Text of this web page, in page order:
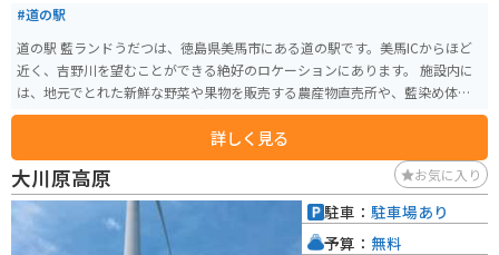
#道の駅
道の駅 藍ランドうだつは、徳島県美馬市にある道の駅です。美馬ICからほど
近く、吉野川を望むことができる絶好のロケーションにあります。 施設内に
は、地元でとれた新鮮な野菜や果物を販売する農産物直売所や、藍染め体験
ができる工房、レストランなどがあります。 特に、レストランでは、地元産
の食材を使ったうどんやそば、カレーなどが人気です。 バイクで訪れる場
合、道の駅には広い駐車場が完備されているので安心です。 また、道の駅周
辺には、うだつの町並みとして知られる、江戸時代から明治時代にかけて建
てられた商家が軒を連ねる歴史的な街並みが残っています。 藍染め体験や、
歴史散策など、観光の拠点としても最適な道の駅です。
詳しく見る
大川原高原 お気に入り
駐車： 駐車場あり
予算： 無料